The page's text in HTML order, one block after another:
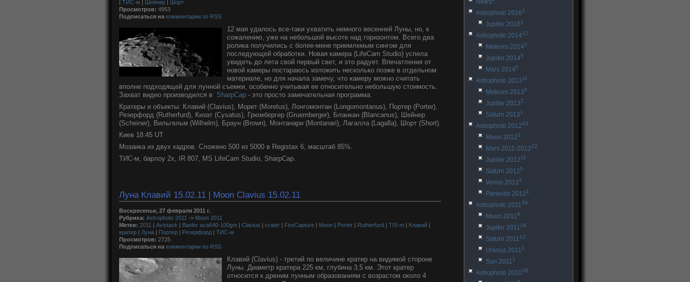
ТИС-м Шейнер
Шорт
Просмотров: 4953
Подписаться на комментарии по RSS
12 мая удалось все-таки ухватить немного весенней Луны, но, к
сожалению, уже на небольшой высоте над горизонтом. Всего два
ролика получились с более-мене приемлемым сингом для
последующей обработки. Новая камера (LifeCam Studio) успела
увидеть до лета свой первый свет, и это радует. Впечатления от
новой камеры постараюсь изложить несколько позже в отдельном
материале, но для начала замечу, что камеру можно считать
вполне подходящей для лунной съемки, особенно учитывая ее относительно небольшую стоимость.
Захват видео производился в SharpCap - это просто замечательная программа.
Кратеры и объекты: Клавий (Clavius), Морет (Moretus), Лонгомонтан (Longomontanus), Портер (Porter),
Резерфорд (Rutherfurd), Кизат (Cysatus), Грюмбергер (Gruemberger), Бланкан (Blancanus), Шейнер
(Scheiner), Вильгельм (Wilhelm), Браун (Brown), Монтанари (Montanari), Лагалла (Lagalla), Шорт (Short).
Киев 18:45 UT
Мозаика из двух кадров. Сложено 500 из 5000 в Registax 6, масштаб 85%.
ТИС-м, барлоу 2х, IR 807, MS LifeCam Studio, SharpCap.
Луна Клавий 15.02.11 | Moon Clavius 15.02.11
Воскресенье, 27 февраля 2011 г.
Рубрика: Astrophoto 2011 -> Moon 2011
Метки: 2011 | Avistack | Basler aca640-100gm | Clavius | crater | FireCapture | Moon | Porter | Rutherfurd | TIS-m | Клавий |
кратер | Луна | Портер | Резерфорд | ТИС-м
Просмотров: 2725
Подписаться на комментарии по RSS
Клавий (Clavius) - третий по величине кратер на видимой стороне
Луны. Диаметр кратера 225 км, глубина 3,5 км. Этот кратер
относится к дреним лунным образованиям с возрастом около 4
News
Astrophoto 20161
Jupiter 20161
Astrophoto 201412
Meteors 20142
Jupiter 20145
Mars 20145
Astrophoto 201311
Meteors 20138
Jupiter 20132
Saturn 20131
Astrophoto 201243
Moon 20123
Mars 2011-201222
Jupiter 201211
Saturn 20125
Venus 20121
Perseids 20121
Astrophoto 201139
Moon 20118
Jupiter 201116
Saturn 201112
Uranus 20111
Sun 20111
Astrophoto 201038